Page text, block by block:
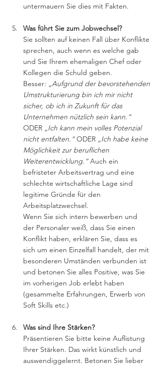
untermauern Sie dies mit Fakten.
Was führt Sie zum Jobwechsel?
Sie sollten auf keinen Fall über Konflikte
sprechen, auch wenn es welche gab
und Sie Ihrem ehemaligen Chef oder
Kollegen die Schuld geben.
Besser: „Aufgrund der bevorstehenden
Umstrukturierung bin ich mir nicht
sicher, ob ich in Zukunft für das
Unternehmen nützlich sein kann.“
ODER „Ich kann mein volles Potenzial
nicht entfalten.“ ODER „Ich habe keine
Möglichkeit zur beruflichen
Weiterentwicklung.“ Auch ein
befristeter Arbeitsvertrag und eine
schlechte wirtschaftliche Lage sind
legitime Gründe für den
Arbeitsplatzwechsel.
Wenn Sie sich intern bewerben und
der Personaler weiß, dass Sie einen
Konflikt haben, erklären Sie, dass es
sich um einen Einzelfall handelt, der mit
besonderen Umständen verbunden ist
und betonen Sie alles Positive, was Sie
im vorherigen Job erlebt haben
(gesammelte Erfahrungen, Erwerb von
Soft Skills etc.)
Was sind Ihre Stärken?
Präsentieren Sie bitte keine Auflistung
Ihrer Stärken. Das wirkt künstlich und
auswendiggelernt. Betonen Sie lieber